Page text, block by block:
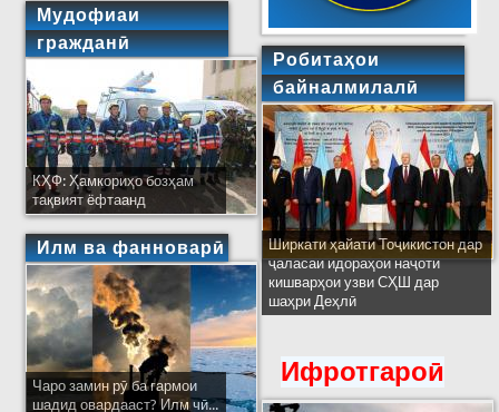
Мудофиаи
гражданӣ
КҲФ: Ҳамкориҳо бозҳам
тақвият ёфтаанд
Илм ва фанноварӣ
Чаро замин рӯ ба гармои
шадид овардааст? Илм чӣ...
Робитаҳои
байналмилалӣ
Ширкати ҳайати Тоҷикистон дар
ҷаласаи идораҳои наҷоти
кишварҳои узви СҲШ дар
шаҳри Деҳлӣ
Ифротгароӣ